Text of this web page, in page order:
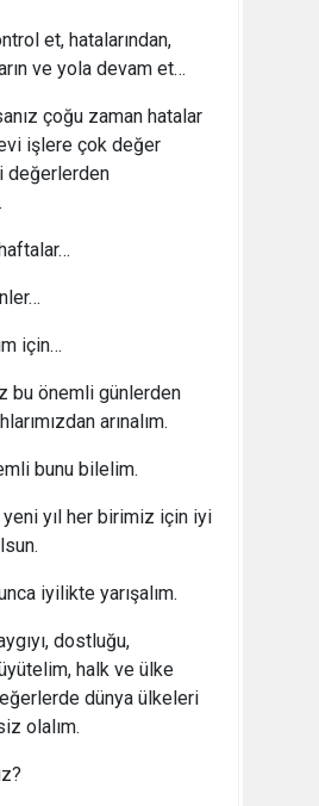
et, hatalarından,
ve yola devam et…
çoğu zaman hatalar
işlere çok değer
değerlerden
için…
bu önemli günlerden
arınalım.
bunu bilelim.
yeni yıl her birimiz için iyi
iyilikte yarışalım.
dostluğu,
halk ve ülke
dünya ülkeleri
olalım.